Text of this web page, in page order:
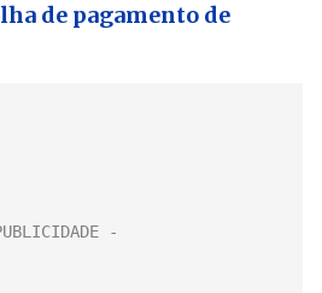
de pagamento de